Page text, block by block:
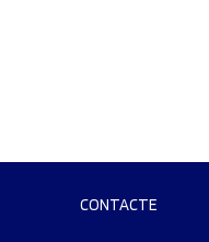
CONTACTE